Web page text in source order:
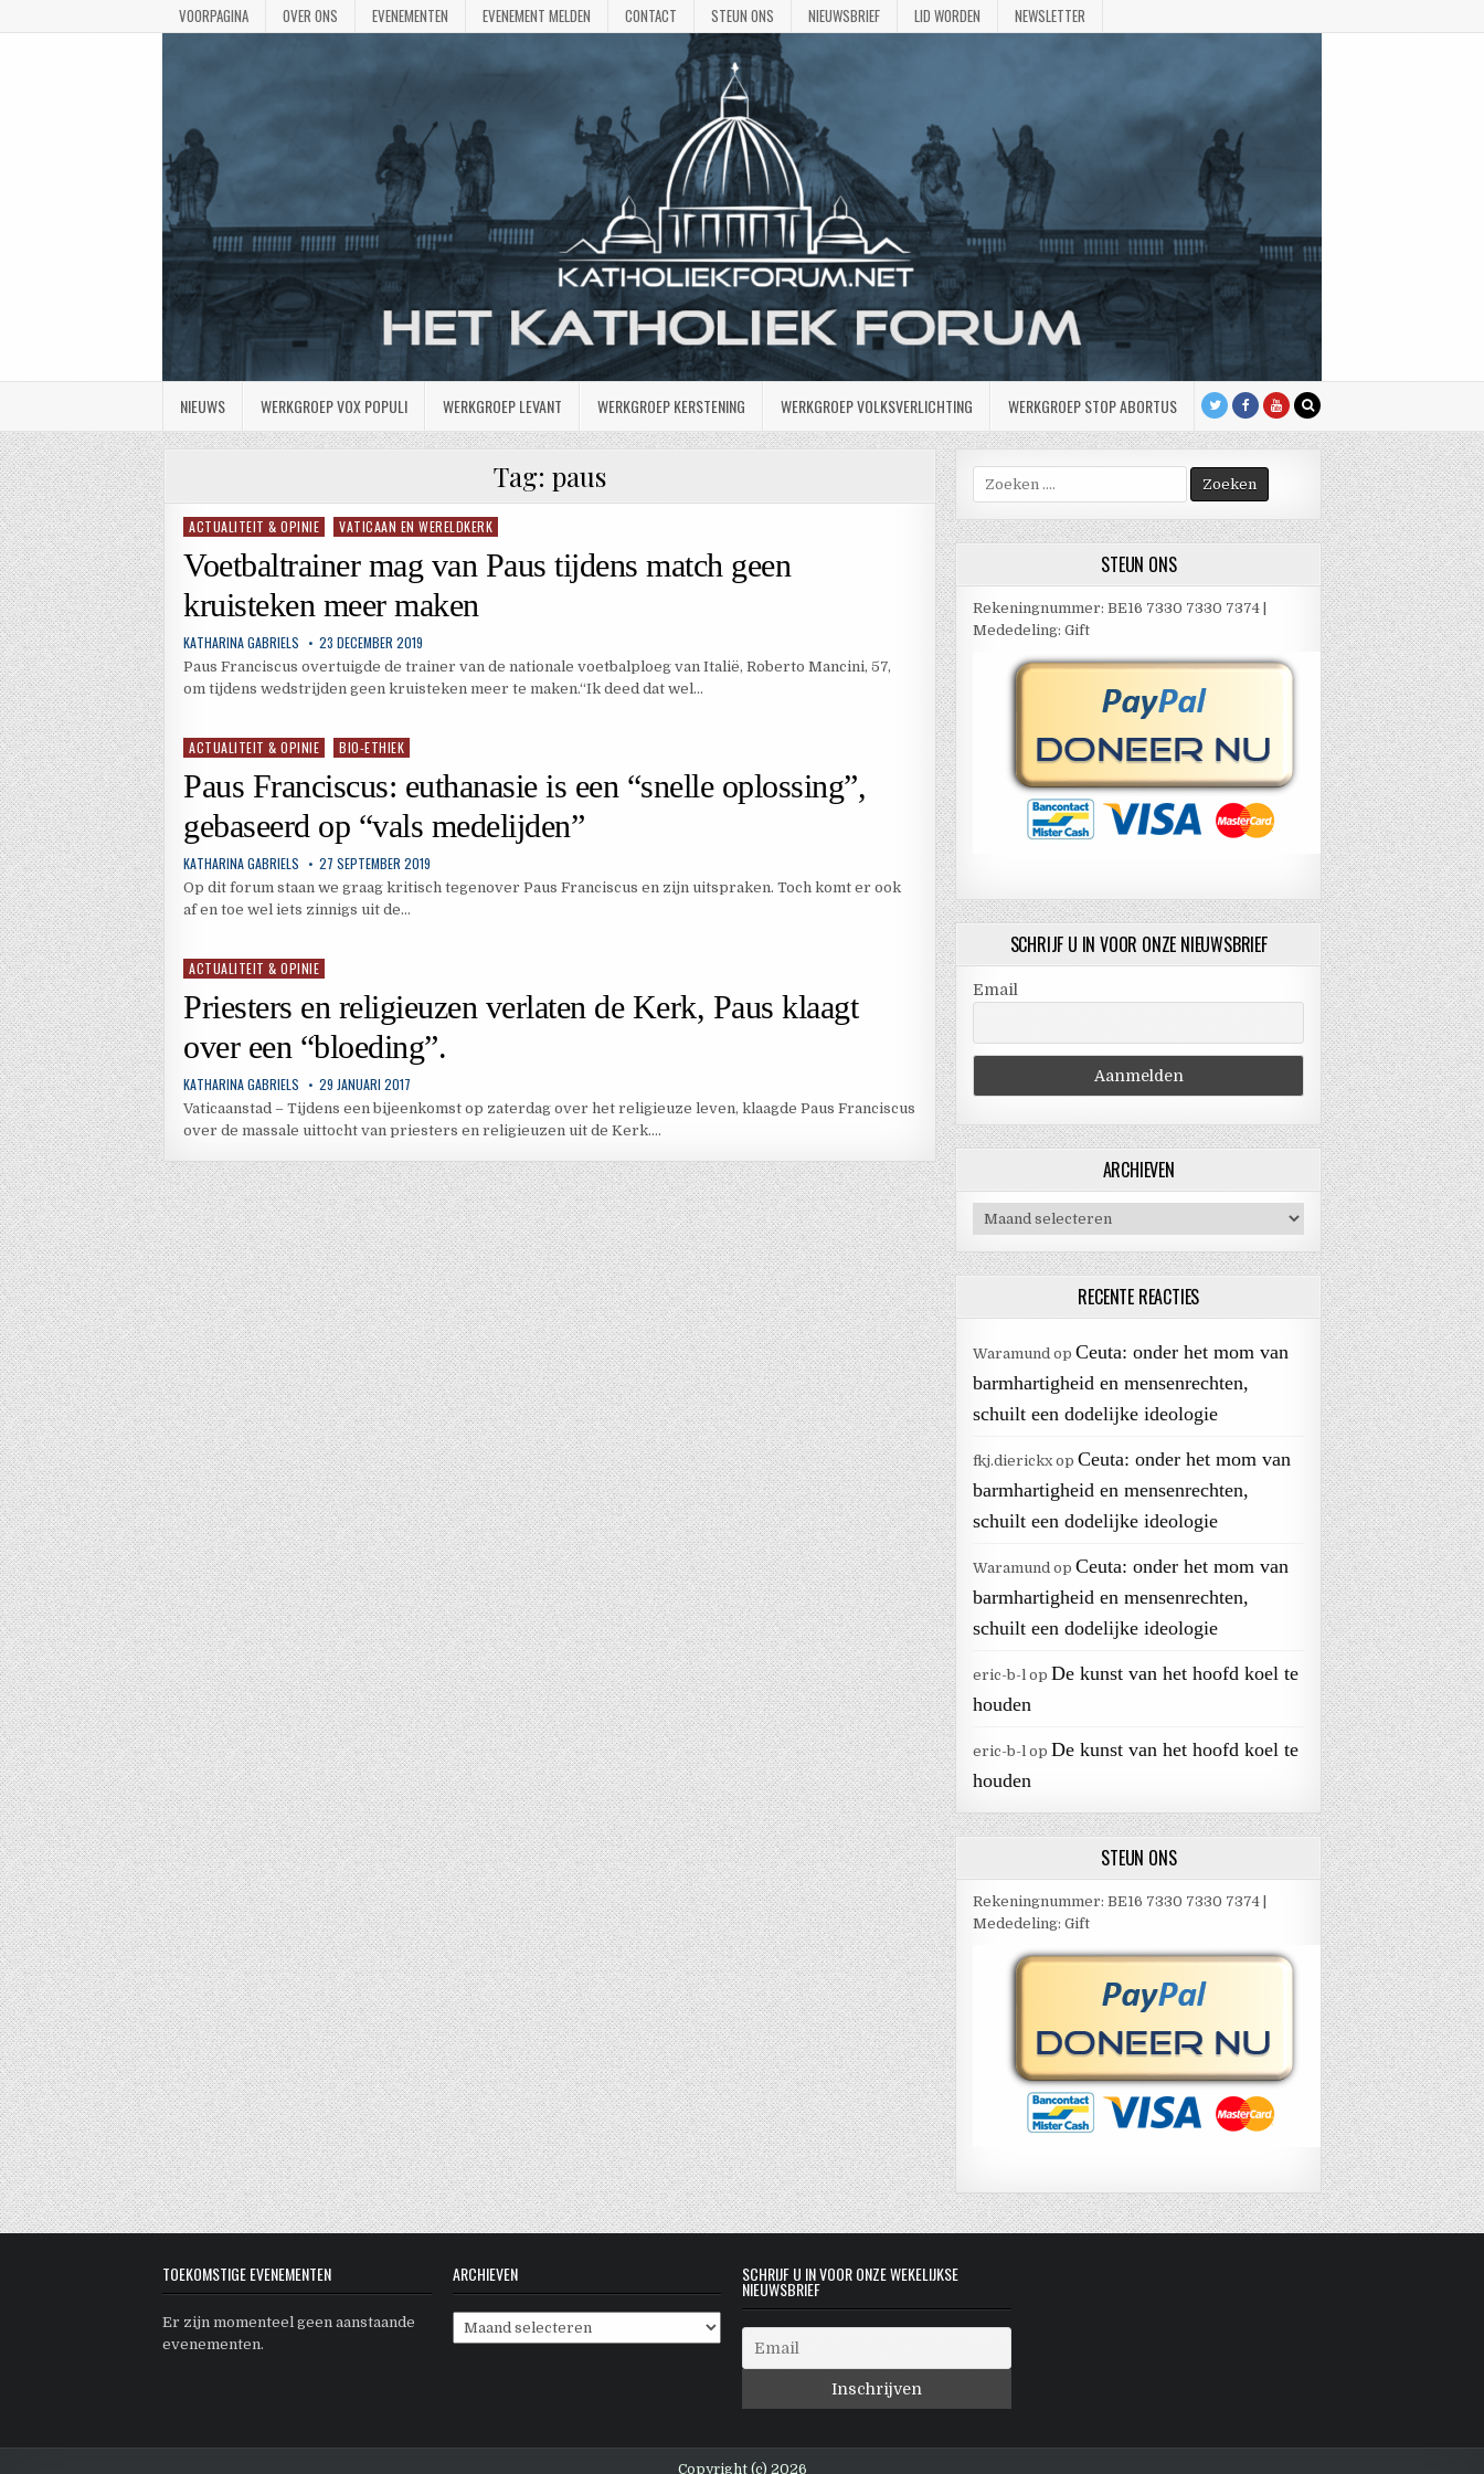
VOORPAGINA OVER ONS EVENEMENTEN EVENEMENT MELDEN CONTACT STEUN ONS NIEUWSBRIEF LID WORDEN NEWSLETTER
NIEUWS WERKGROEP VOX POPULI WERKGROEP LEVANT WERKGROEP KERSTENING WERKGROEP VOLKSVERLICHTING WERKGROEP STOP ABORTUS
Tag:paus
Geplaatst
ACTUALITEIT & OPINIE VATICAAN EN WERELDKERK
Voetbaltrainer mag van Paus tijdens match geen
kruisteken meer maken
KATHARINA GABRIELS 23 DECEMBER 2019
Paus Franciscus overtuigde de trainer van de nationale voetbalploeg van Italië, Roberto Mancini, 57,
om tijdens wedstrijden geen kruisteken meer te maken.“Ik deed dat wel…
Geplaatst
ACTUALITEIT & OPINIE BIO-ETHIEK
Paus Franciscus: euthanasie is een “snelle oplossing”,
gebaseerd op “vals medelijden”
KATHARINA GABRIELS 27 SEPTEMBER 2019
Op dit forum staan we graag kritisch tegenover Paus Franciscus en zijn uitspraken. Toch komt er ook
af en toe wel iets zinnigs uit de…
Geplaatst
ACTUALITEIT & OPINIE
Priesters en religieuzen verlaten de Kerk, Paus klaagt
over een “bloeding”.
KATHARINA GABRIELS 29 JANUARI 2017
Vaticaanstad – Tijdens een bijeenkomst op zaterdag over het religieuze leven, klaagde Paus Franciscus
over de massale uittocht van priesters en religieuzen uit de Kerk….
Zoek
naar:
STEUN ONS
Rekeningnummer: BE16 7330 7330 7374 |
Mededeling: Gift
SCHRIJF U IN VOOR ONZE NIEUWSBRIEF
Email
ARCHIEVEN
Archieven
RECENTE REACTIES
Waramund opCeuta: onder het mom van
barmhartigheid en mensenrechten,
schuilt een dodelijke ideologie
fkj.dierickxopCeuta: onder het mom van
barmhartigheid en mensenrechten,
schuilt een dodelijke ideologie
Waramund opCeuta: onder het mom van
barmhartigheid en mensenrechten,
schuilt een dodelijke ideologie
eric-b-l opDe kunst van het hoofd koel te
houden
eric-b-l opDe kunst van het hoofd koel te
houden
STEUN ONS
Rekeningnummer: BE16 7330 7330 7374 |
Mededeling: Gift
TOEKOMSTIGE EVENEMENTEN
Er zijn momenteel geen aanstaande
evenementen.
ARCHIEVEN
Archieven
SCHRIJF U IN VOOR ONZE WEKELIJKSE
NIEUWSBRIEF
Copyright (c) 2026